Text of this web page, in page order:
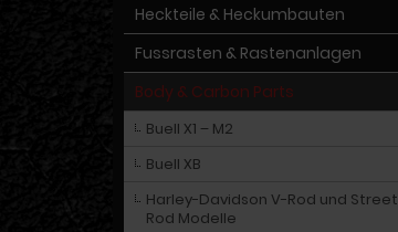
Heckteile & Heckumbauten
Fussrasten & Rastenanlagen
Body & Carbon Parts
Buell X1 – M2
Buell XB
Harley-Davidson V-Rod und Street
Rod Modelle